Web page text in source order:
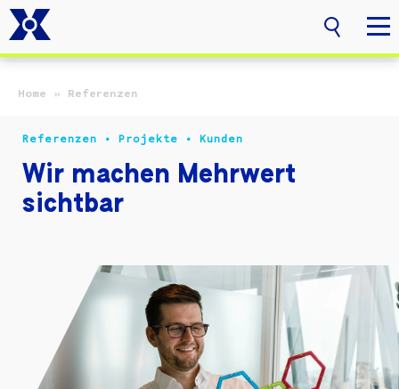
Home » Referenzen
Wir machen Mehrwert
sichtbar
Referenzen • Projekte • Kunden